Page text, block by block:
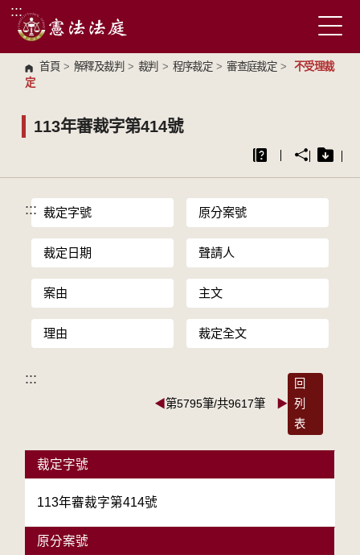
跳到主要內容區塊
:::
首頁 > 解釋及裁判 > 裁判 > 程序裁定 > 審查庭裁定 >
不受理裁
定
113年審裁字第414號
::: 裁定字號 原分案號
裁定日期 聲請人
案由 主文
理由 裁定全文
:::
◀第5795筆/共9617筆 ▶
回
列
表
裁定字號
113年審裁字第414號
原分案號